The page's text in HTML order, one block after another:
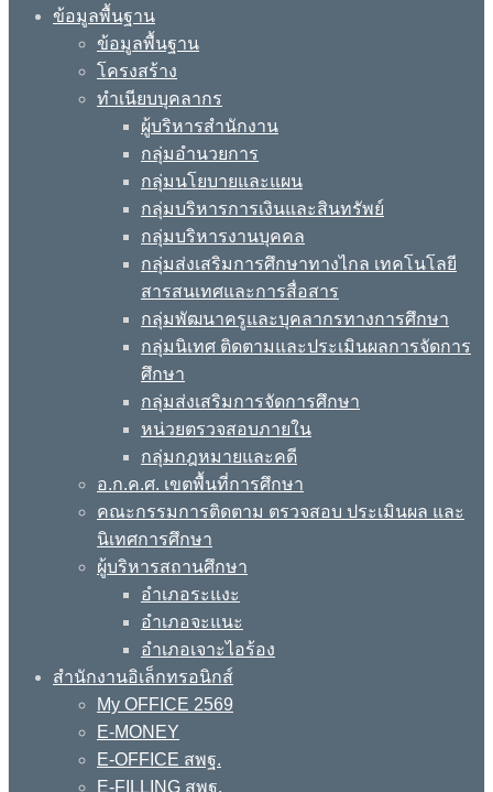
ข้อมูลพื้นฐาน
ข้อมูลพื้นฐาน
โครงสร้าง
ทำเนียบบุคลากร
ผู้บริหารสำนักงาน
กลุ่มอำนวยการ
กลุ่มนโยบายและแผน
กลุ่มบริหารการเงินและสินทรัพย์
กลุ่มบริหารงานบุคคล
กลุ่มส่งเสริมการศึกษาทางไกล เทคโนโลยี
สารสนเทศและการสื่อสาร
กลุ่มพัฒนาครูและบุคลากรทางการศึกษา
กลุ่มนิเทศ ติดตามและประเมินผลการจัดการ
ศึกษา
กลุ่มส่งเสริมการจัดการศึกษา
หน่วยตรวจสอบภายใน
กลุ่มกฎหมายและคดี
อ.ก.ค.ศ. เขตพื้นที่การศึกษา
คณะกรรมการติดตาม ตรวจสอบ ประเมินผล และ
นิเทศการศึกษา
ผู้บริหารสถานศึกษา
อำเภอระแงะ
อำเภอจะแนะ
อำเภอเจาะไอร้อง
สำนักงานอิเล็กทรอนิกส์
My OFFICE 2569
E-MONEY
E-OFFICE สพฐ.
E-FILLING สพฐ.